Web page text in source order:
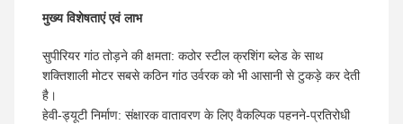
मुख्य विशेषताएं एवं लाभ
सुपीरियर गांठ तोड़ने की क्षमता: कठोर स्टील क्रशिंग ब्लेड के साथ
शक्तिशाली मोटर सबसे कठिन गांठ उर्वरक को भी आसानी से टुकड़े कर देती
है।
हेवी-ड्यूटी निर्माण: संक्षारक वातावरण के लिए वैकल्पिक पहनने-प्रतिरोधी